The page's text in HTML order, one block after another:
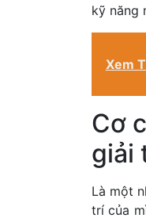
kỹ năng
Xem
Cơ
giải
Là một
trí của